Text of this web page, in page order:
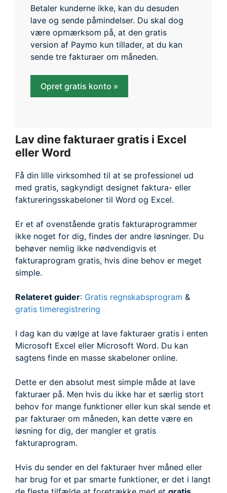
Betaler kunderne ikke, kan du desuden
lave og sende påmindelser. Du skal dog
være opmærksom på, at den gratis
version af Paymo kun tillader, at du kan
sende tre fakturaer om måneden.
Opret gratis konto »
Lav dine fakturaer gratis i Excel
eller Word
Få din lille virksomhed til at se professionel ud
med gratis, sagkyndigt designet faktura- eller
faktureringsskabeloner til Word og Excel.
Er et af ovenstående gratis fakturaprogrammer
ikke noget for dig, findes der andre løsninger. Du
behøver nemlig ikke nødvendigvis et
fakturaprogram gratis, hvis dine behov er meget
simple.
Relateret guider: Gratis regnskabsprogram &
gratis timeregistrering
I dag kan du vælge at lave fakturaer gratis i enten
Microsoft Excel eller Microsoft Word. Du kan
sagtens finde en masse skabeloner online.
Dette er den absolut mest simple måde at lave
fakturaer på. Men hvis du ikke har et særlig stort
behov for mange funktioner eller kun skal sende et
par fakturaer om måneden, kan dette være en
løsning for dig, der mangler et gratis
fakturaprogram.
Hvis du sender en del fakturaer hver måned eller
har brug for et par smarte funktioner, er det i langt